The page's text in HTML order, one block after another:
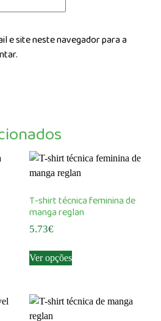
e site neste navegador para a
T-shirt técnica feminina de
manga reglan
5.73€
Ver opçõesproduct
variants.